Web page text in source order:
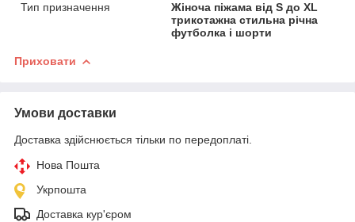
Тип призначення
Жіноча піжама від S до XL
трикотажна стильна річна
футболка і шорти
Приховати
Умови доставки
Доставка здійснюється тільки по передоплаті.
Нова Пошта
Укрпошта
Доставка кур'єром